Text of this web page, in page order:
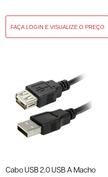
Cabo USB 2.0 USB A Macho